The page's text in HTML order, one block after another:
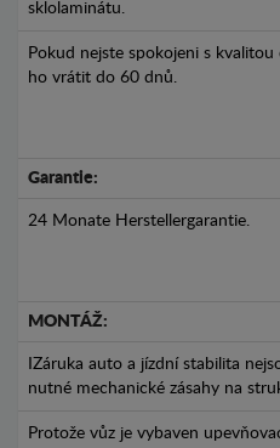
sklolaminátu.
Pokud nejste spokojeni s
ho vrátit do 60 dnů.
Garantie:
24 Monate Herstellergarantie.
MONTÁŽ:
IZáruka auto a jízdní stabilita
nutné mechanické zásahy na
Protože vůz je vybaven